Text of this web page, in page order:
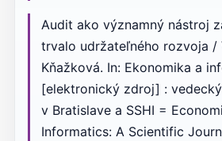
Audit ako významný nástroj
trvalo udržateľného rozvoja /
Kňažková. In: Ekonomika a
[elektronický zdroj] :
v Bratislave a SSHI =
Informatics: A Scientific